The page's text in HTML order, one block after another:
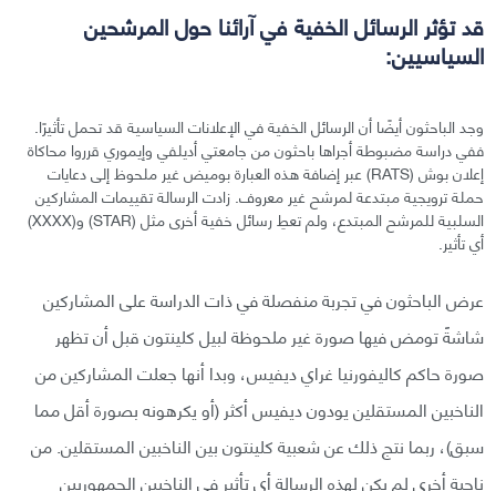
قد تؤثر الرسائل الخفية في آرائنا حول المرشحين
السياسيين:
وجد الباحثون أيضًا أن الرسائل الخفية في الإعلانات السياسية قد تحمل تأثيرًا.
ففي دراسة مضبوطة أجراها باحثون من جامعتي أديلفي وإيموري قرروا محاكاة
إعلان بوش (RATS) عبر إضافة هذه العبارة بوميض غير ملحوظ إلى دعايات
حملة ترويجية مبتدعة لمرشح غير معروف. زادت الرسالة تقييمات المشاركين
السلبية للمرشح المبتدع، ولم تعطِ رسائل خفية أخرى مثل (STAR) و(XXXX)
أي تأثير.
عرض الباحثون في تجربة منفصلة في ذات الدراسة على المشاركين
شاشةً تومض فيها صورة غير ملحوظة لبيل كلينتون قبل أن تظهر
صورة حاكم كاليفورنيا غراي ديفيس، وبدا أنها جعلت المشاركين من
الناخبين المستقلين يودون ديفيس أكثر (أو يكرهونه بصورة أقل مما
سبق)، ربما نتج ذلك عن شعبية كلينتون بين الناخبين المستقلين. من
ناحية أخرى لم يكن لهذه الرسالة أي تأثير في الناخبين الجمهوريين